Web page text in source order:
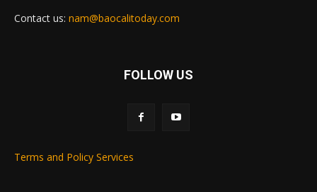
Contact us: nam@baocalitoday.com
FOLLOW US
Terms and Policy Services